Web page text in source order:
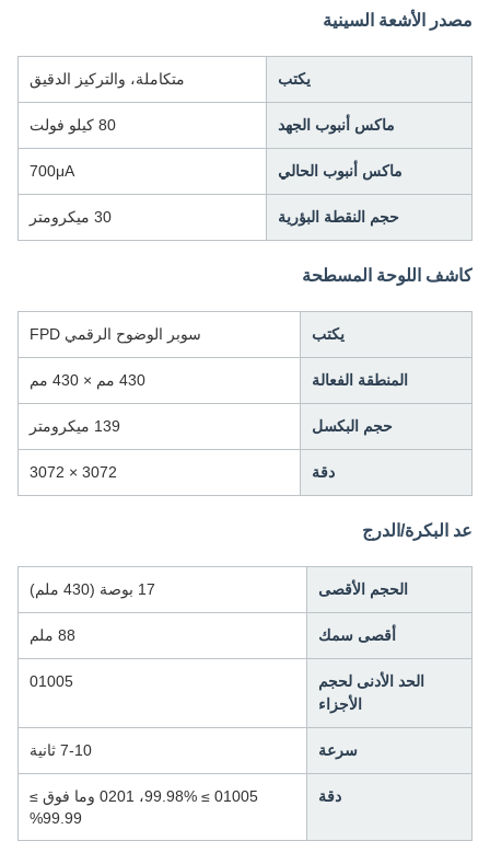
مصدر الأشعة السينية
يكتب متكاملة، والتركيز الدقيق
ماكس أنبوب الجهد 80 كيلو فولت
ماكس أنبوب الحالي 700μA
حجم النقطة البؤرية 30 ميكرومتر
كاشف اللوحة المسطحة
يكتب سوبر الوضوح الرقمي FPD
المنطقة الفعالة 430 مم × 430 مم
حجم البكسل 139 ميكرومتر
دقة 3072 × 3072
عد البكرة/الدرج
الحجم الأقصى 17 بوصة (430 ملم)
أقصى سمك 88 ملم
الحد الأدنى لحجم
الأجزاء
01005
سرعة 7-10 ثانية
دقة
01005 ≥ 99.98%، 0201 وما فوق ≥
99.99%